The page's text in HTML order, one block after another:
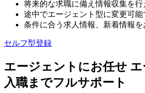
将来的な求職に備え情報収集を行
途中でエージェント型に変更可能
条件に合う求人情報、新着情報を
セルフ型登録
エージェントにお任せ
入職までフルサポート